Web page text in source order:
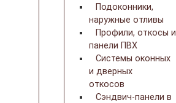
Подоконники,
наружные отливы
Профили, откосы и
панели ПВХ
Системы оконных
и дверных
откосов
Сэндвич-панели в